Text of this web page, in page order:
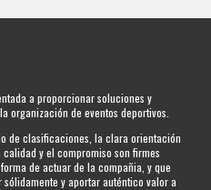
a proporcionar soluciones y
organización de eventos deportivos.
de clasificaciones, la clara orientación
y el compromiso son firmes
de actuar de la compañia, y que
y aportar auténtico valor a